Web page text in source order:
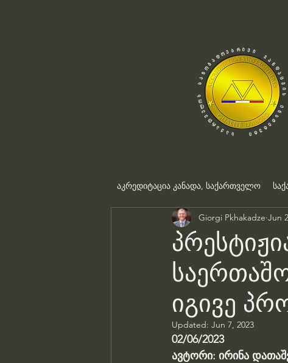
აკრედიტაცია კანადა, საქართველო
იგივე
Giorgi Pkhakadze Jun
Updated: Jun 7, 2023
02/06/2023
ავტორი: ირინა